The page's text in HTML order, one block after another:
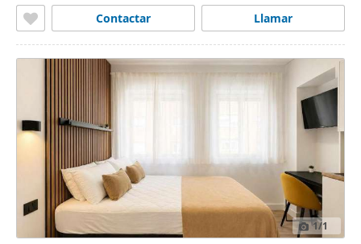
Llamar
Contactar
1/1